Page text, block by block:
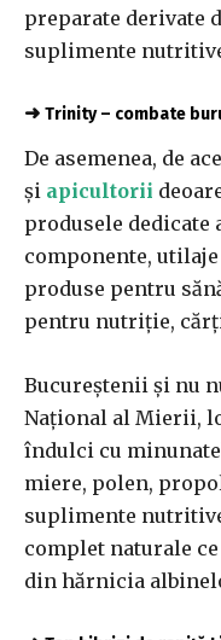
preparate derivate
suplimente
➜ Trinity – combate
De asemenea, de
şi apicultorii
produsele dedicate
componente,
produse pentru
pentru nutriţie,
Bucureştenii şi nu
Național al Mierii,
îndulci cu
miere, polen,
suplimente
complet naturale
din hărnicia